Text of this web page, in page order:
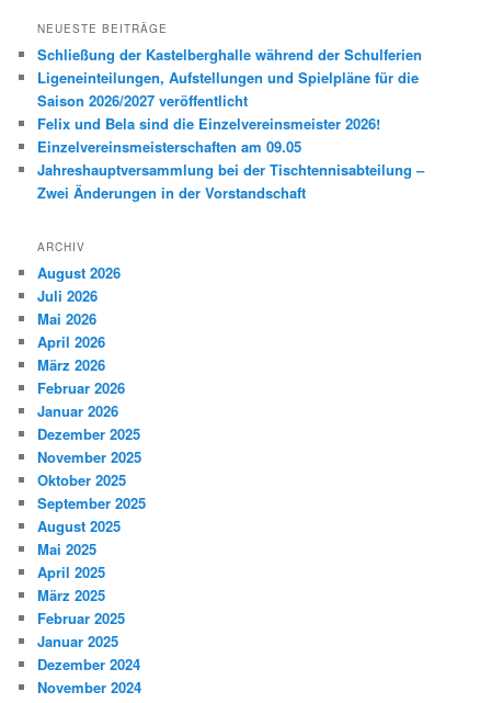
h
n
NEUESTE BEITRÄGE
Schließung der Kastelberghalle während der Schulferien
Ligeneinteilungen, Aufstellungen und Spielpläne für die
Saison 2026/2027 veröffentlicht
Felix und Bela sind die Einzelvereinsmeister 2026!
Einzelvereinsmeisterschaften am 09.05
Jahreshauptversammlung bei der Tischtennisabteilung –
Zwei Änderungen in der Vorstandschaft
ARCHIV
August 2026
Juli 2026
Mai 2026
April 2026
März 2026
Februar 2026
Januar 2026
Dezember 2025
November 2025
Oktober 2025
September 2025
August 2025
Mai 2025
April 2025
März 2025
Februar 2025
Januar 2025
Dezember 2024
November 2024